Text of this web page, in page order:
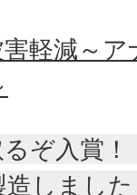
軽減～
ぞ入賞
しまし